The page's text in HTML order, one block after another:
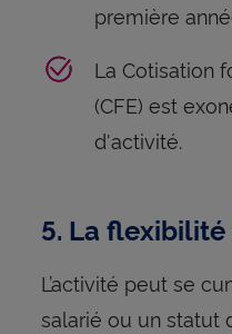
première
La Cotisation
(CFE) est
d'activité.
5. La flexibilité
L’activité peut se
salarié ou un statut